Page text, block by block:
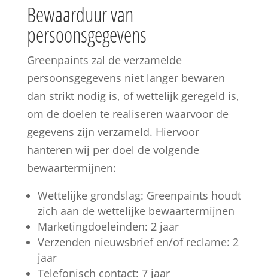
Bewaarduur van
persoonsgegevens
Greenpaints zal de verzamelde
persoonsgegevens niet langer bewaren
dan strikt nodig is, of wettelijk geregeld is,
om de doelen te realiseren waarvoor de
gegevens zijn verzameld. Hiervoor
hanteren wij per doel de volgende
bewaartermijnen:
Wettelijke grondslag: Greenpaints houdt
zich aan de wettelijke bewaartermijnen
Marketingdoeleinden: 2 jaar
Verzenden nieuwsbrief en/of reclame: 2
jaar
Telefonisch contact: 7 jaar